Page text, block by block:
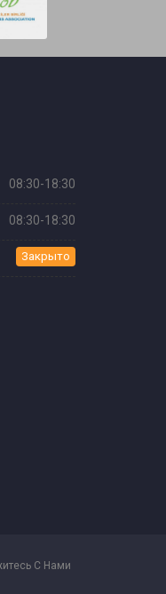
08:30-18:30
08:30-18:30
Закрыто
С Нами